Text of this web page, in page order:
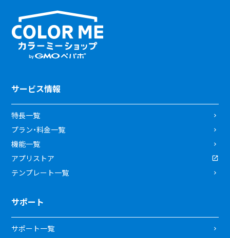
サービス情報
特長一覧
プラン・料金一覧
機能一覧
アプリストア
テンプレート一覧
サポート
サポート一覧